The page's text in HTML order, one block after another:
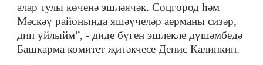
алар тулы көченә эшләячәк. Соцгород һәм
Мәскәү районында яшәүчеләр аерманы сизәр,
дип уйлыйм”, - диде бүген эшлекле дүшәмбедә
Башкарма комитет җитәкчесе Денис Калинкин.